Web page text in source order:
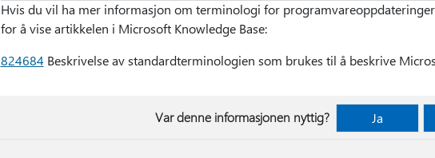
Hvis du vil ha mer informasjon om terminologi for
for å vise artikkelen i Microsoft Knowledge Base:
824684 Beskrivelse av standardterminologien som brukes til å beskrive
Var denne informasjonen nyttig? Ja